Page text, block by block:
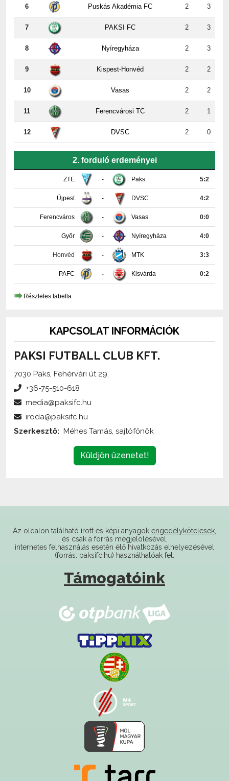
7 PAKSI FC 2 3
8 Nyíregyháza 2 3
9 Kispest-Honvéd 2 2
10 Vasas 2 2
11 Ferencvárosi TC 2 1
12 DVSC 2 0
ZTE - Paks
Újpest DVSC 4:2
Ferencváros Vasas 0:0
Győr Nyíregyháza 4:0
Honvéd MTK 3:3
PAFC Kisvárda 0:2
Részletes tabella
PAKSI FUTBALL CLUB KFT.
7030 Paks, Fehérvári út 29.
Küldjön üzenetet!
internetes felhasználás esetén élő hivatkozás elhelyezésével
(forrás: paksifc.hu) használhatóak fel.
Támogatóink